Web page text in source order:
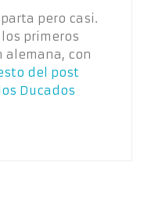
pero casi.
primeros
con
del post
Ducados